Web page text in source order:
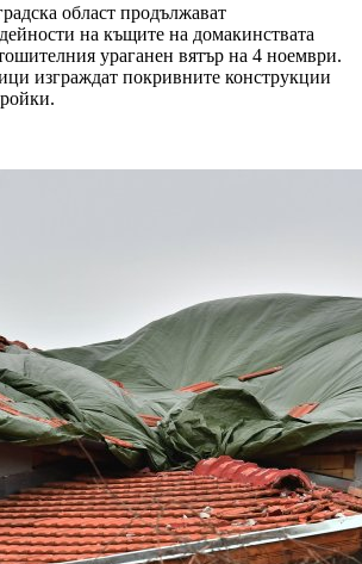
област продължават
на къщите на домакинствата
ураганен вятър на 4 ноември.
изграждат покривните конструкции